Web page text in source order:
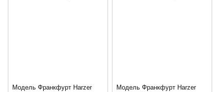
Модель Франкфурт Harzer
Модель Франкфурт Harzer